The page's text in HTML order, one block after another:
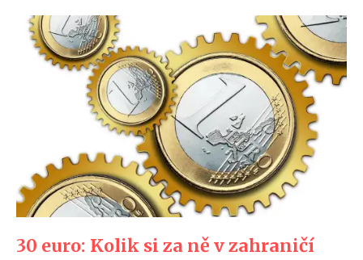
30 euro: Kolik si za ně v zahraničí